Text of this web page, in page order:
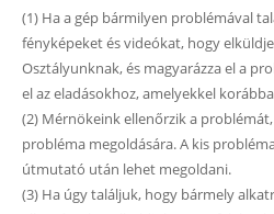
(1) Ha a gép bármilyen problémával
fényképeket és videókat, hogy
Osztályunknak, és magyarázza el a
el az eladásokhoz, amelyekkel
(2) Mérnökeink ellenőrzik a
probléma megoldására. A kis
útmutató után lehet megoldani.
(3) Ha úgy találjuk, hogy bármely
Elküld